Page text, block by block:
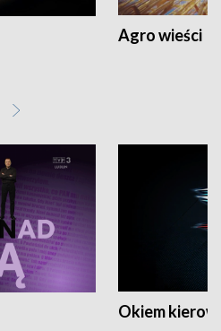
Agro wieści
Okiem